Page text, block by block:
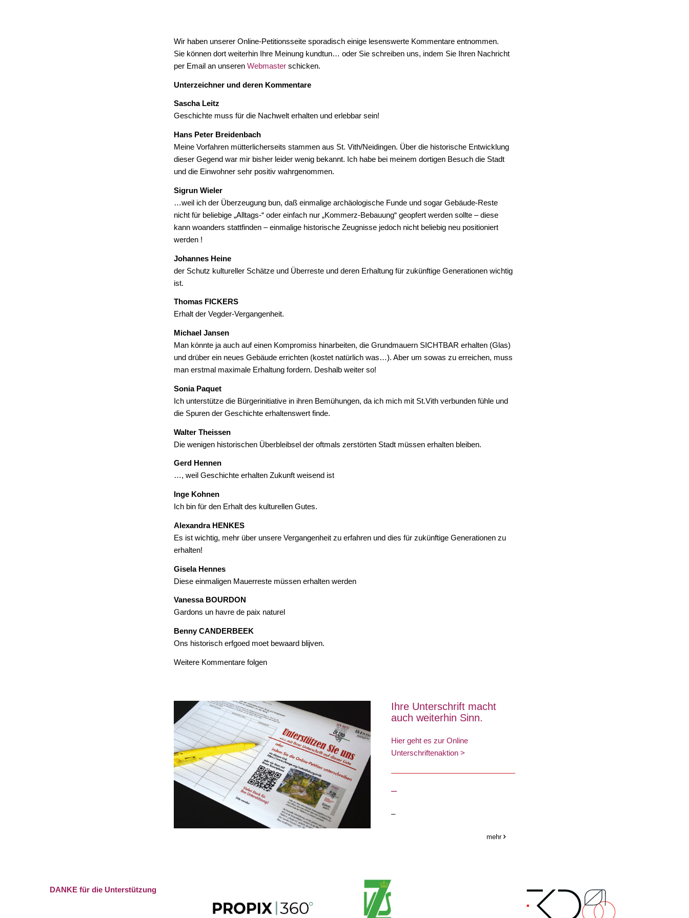
Wir haben unserer Online-Petitionsseite sporadisch einige lesenswerte Kommentare entnommen.
Sie können dort weiterhin Ihre Meinung kundtun… oder Sie schreiben uns, indem Sie Ihren Nachricht
per Email an unserenWebmaster schicken.
Unterzeichner und deren Kommentare
Sascha Leitz
Geschichte muss für die Nachwelt erhalten und erlebbar sein!
Hans Peter Breidenbach
Meine Vorfahren mütterlicherseits stammen aus St. Vith/Neidingen. Über die historische Entwicklung
dieser Gegend war mir bisher leider wenig bekannt. Ich habe bei meinem dortigen Besuch die Stadt
und die Einwohner sehr positiv wahrgenommen.
Sigrun Wieler
…weil ich der Überzeugung bun, daß einmalige archäologische Funde und sogar Gebäude-Reste
nicht für beliebige „Alltags-“ oder einfach nur „Kommerz-Bebauung“ geopfert werden sollte – diese
kann woanders stattfinden – einmalige historische Zeugnisse jedoch nicht beliebig neu positioniert
werden !
Johannes Heine
der Schutz kultureller Schätze und Überreste und deren Erhaltung für zukünftige Generationen wichtig
ist.
Thomas FICKERS
Erhalt der Vegder-Vergangenheit.
Michael Jansen
Man könnte ja auch auf einen Kompromiss hinarbeiten, die Grundmauern SICHTBAR erhalten (Glas)
und drüber ein neues Gebäude errichten (kostet natürlich was…). Aber um sowas zu erreichen, muss
man erstmal maximale Erhaltung fordern. Deshalb weiter so!
Sonia Paquet
Ich unterstütze die Bürgerinitiative in ihren Bemühungen, da ich mich mit St.Vith verbunden fühle und
die Spuren der Geschichte erhaltenswert finde.
Walter Theissen
Die wenigen historischen Überbleibsel der oftmals zerstörten Stadt müssen erhalten bleiben.
Gerd Hennen
…, weil Geschichte erhalten Zukunft weisend ist
Inge Kohnen
Ich bin für den Erhalt des kulturellen Gutes.
Alexandra HENKES
Es ist wichtig, mehr über unsere Vergangenheit zu erfahren und dies für zukünftige Generationen zu
erhalten!
Gisela Hennes
Diese einmaligen Mauerreste müssen erhalten werden
Vanessa BOURDON
Gardons un havre de paix naturel
Benny CANDERBEEK
Ons historisch erfgoed moet bewaard blijven.
Weitere Kommentare folgen
Ihre Unterschrift macht
auch weiterhin Sinn.
Hier geht es zur Online
Unterschriftenaktion >
–
–
mehr
DANKE für die Unterstützung